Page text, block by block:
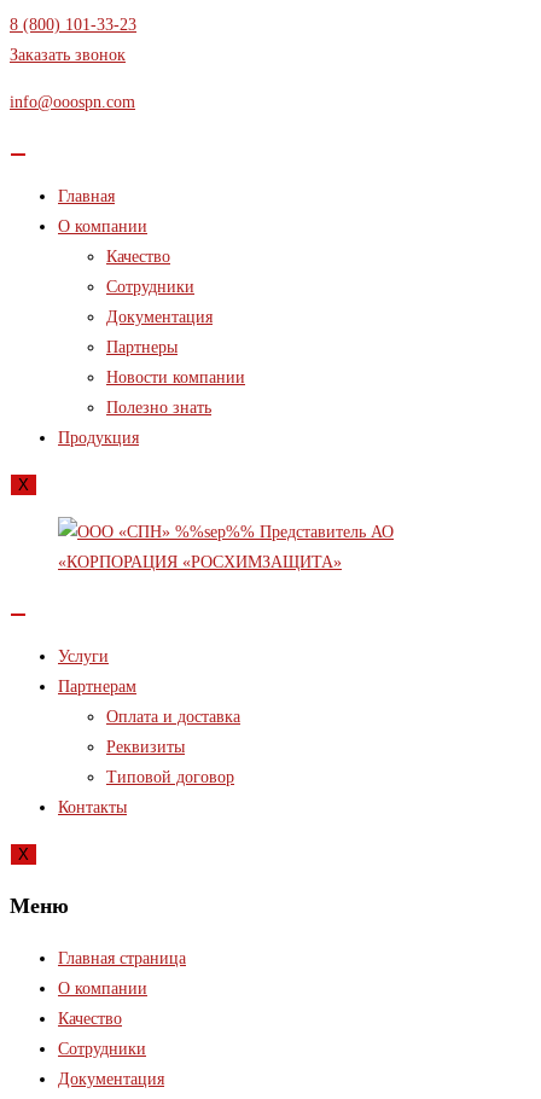
Перейти
к
8 (800) 101-33-23
Заказать звонок
info@ooospn.com
Главная
О компании
Качество
Сотрудники
Документация
Партнеры
Новости компании
Полезно знать
Продукция
X
Услуги
Партнерам
Оплата и доставка
Реквизиты
Типовой договор
Контакты
X
Меню
Главная страница
О компании
Качество
Сотрудники
Документация